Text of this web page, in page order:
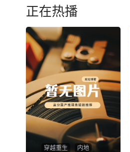
正在热播
穿越重生 内地